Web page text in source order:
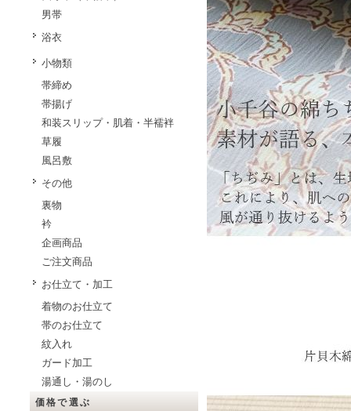
男帯
浴衣
小物類
帯締め
帯揚げ
和装スリップ・肌着・半襦袢
草履
風呂敷
その他
裏物
衿
企画商品
ご注文商品
お仕立て・加工
着物のお仕立て
帯のお仕立て
紋入れ
ガード加工
湯通し・湯のし
価格で選ぶ